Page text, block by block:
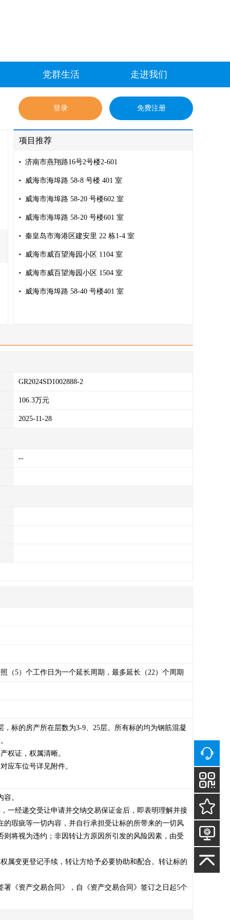
党群生活 走进我们
登录 免费注册
项目推荐
济南市燕翔路16号2号楼2-601
威海市海埠路 58-8 号楼 401 室
威海市海埠路 58-20 号楼602 室
威海市海埠路 58-20 号楼601 室
秦皇岛市海港区建安里 22 栋1-4 室
威海市威百望海园小区 1104 室
威海市威百望海园小区 1504 室
威海市海埠路 58-40 号楼401 室
GR2024SD1002888-2
106.3万元
2025-11-28
--
（5）个工作日为一个延长周期，最多延长（22）个周期
标的房产所在层数为3-9、25层。所有标的均为钢筋混凝
权证，权属清晰。
应车位号详见附件。
。
一经递交受让申请并交纳交易保证金后，即表明理解并接
瑕疵等一切内容，并自行承担受让标的所带来的一切风
将视为违约；非因转让方原因所引发的风险因素，由受
属变更登记手续，转让方给予必要协助和配合。转让标的
《资产交易合同》，自《资产交易合同》签订之日起5个